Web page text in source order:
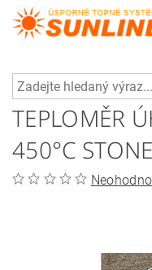
TEPLOMĚR
450°C